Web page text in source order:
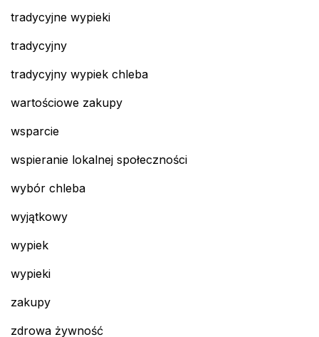
tradycyjne wypieki
tradycyjny
tradycyjny wypiek chleba
wartościowe zakupy
wsparcie
wspieranie lokalnej społeczności
wybór chleba
wyjątkowy
wypiek
wypieki
zakupy
zdrowa żywność